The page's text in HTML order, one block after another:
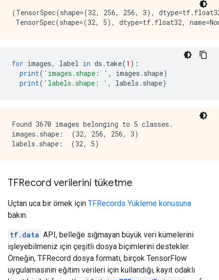
(TensorSpec(shape=(32, 256, 256, 3),
for images, label in ds . take(1 ):
print( 'images.shape: ' , images . shape)
print( 'labels.shape: ' , labels . shape)
Found 3670 images belonging to 5 classes.
images.shape:  (32, 256, 256, 3)
TFRecord verilerini tüketme
Uçtan uca bir örnek için TFRecords Yükleme konusuna
bakın.
tf.data API, belleğe sığmayan büyük veri kümelerini
işleyebilmeniz için çeşitli dosya biçimlerini destekler.
Örneğin, TFRecord dosya formatı, birçok TensorFlow
uygulamasının eğitim verileri için kullandığı, kayıt odaklı